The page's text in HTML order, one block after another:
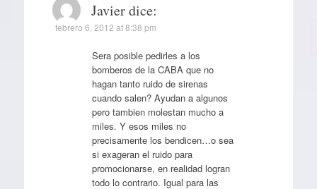
Javier dice:
febrero 6, 2012 at 8:38 pm
Sera posible pedirles a los
bomberos de la CABA que no
hagan tanto ruido de sirenas
cuando salen? Ayudan a algunos
pero tambien molestan mucho a
miles. Y esos miles no
precisamente los bendicen…o sea
si exageran el ruido para
promocionarse, en realidad logran
todo lo contrario. Igual para las